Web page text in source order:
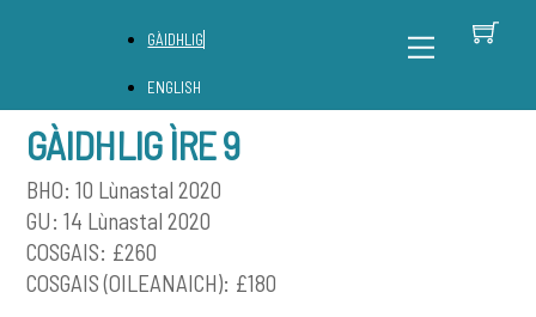
Menu
GÀIDHLIG
ENGLISH
GÀIDHLIG ÌRE 9
BHO: 10 Lùnastal 2020
GU: 14 Lùnastal 2020
COSGAIS: £260
COSGAIS (OILEANAICH): £180